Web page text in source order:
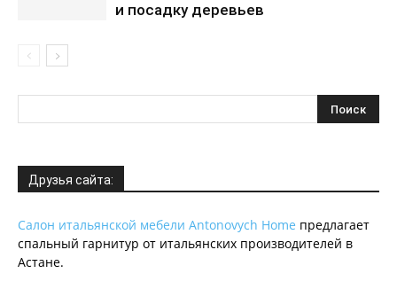
и посадку деревьев
Друзья сайта:
Салон итальянской мебели Antonovych Home предлагает
спальный гарнитур от итальянских производителей в
Астане.